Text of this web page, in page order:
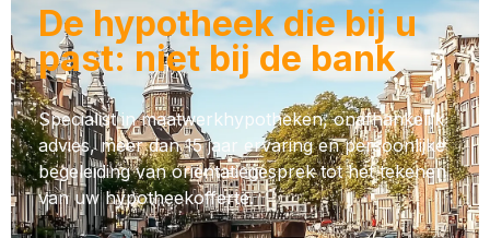
De hypotheek die bij u
past: niet bij de bank
Specialist in maatwerkhypotheken, onafhankelijk
advies, meer dan 15 jaar ervaring en persoonlijke
begeleiding van oriëntatiegesprek tot het tekenen
van uw hypotheekofferte.